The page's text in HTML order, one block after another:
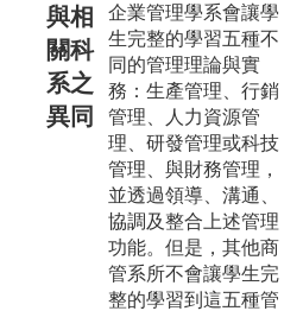
與相
關科
系之
異同
企業管理學系會讓學
生完整的學習五種不
同的管理理論與實
務：生產管理、行銷
管理、人力資源管
理、研發管理或科技
管理、與財務管理，
並透過領導、溝通、
協調及整合上述管理
功能。但是，其他商
管系所不會讓學生完
整的學習到這五種管